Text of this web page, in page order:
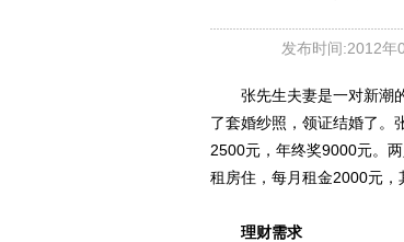
发布时间:2012年
张先生夫妻是一对新潮的
了套婚纱照，领证结婚了。
2500元，年终奖9000元。
租房住，每月租金2000元，
理财需求